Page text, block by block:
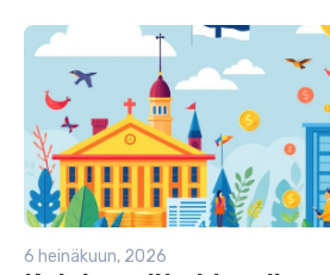
6 heinäkuun, 2026